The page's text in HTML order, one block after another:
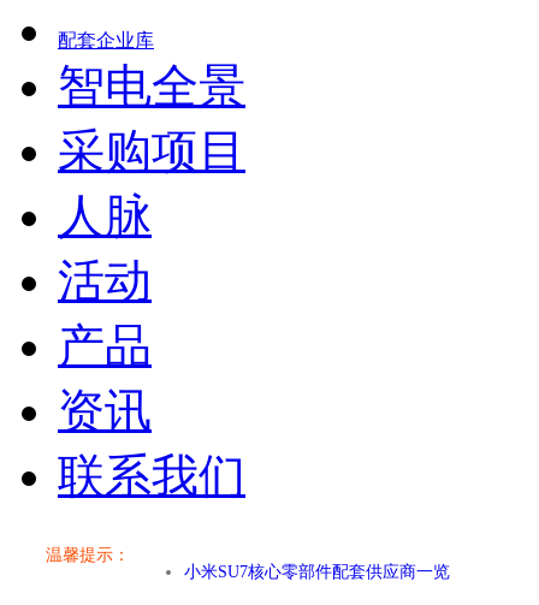
配套企业库
智电全景
采购项目
人脉
活动
产品
资讯
联系我们
温馨提示：
乐道L60核心零部件配套供应商一览